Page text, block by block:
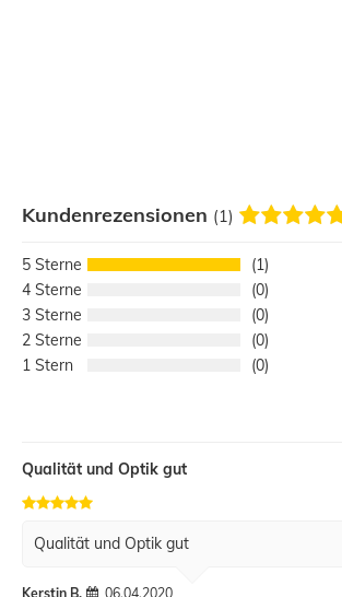
Kundenrezensionen (1)
5
1
4
0
3
0
2
0
1
0
Qualität und Optik gut
Qualität und Optik gut
Kerstin B. 06.04.2020